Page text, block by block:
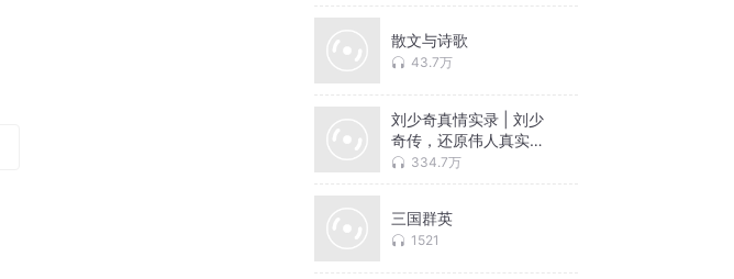
散文与诗歌
43.7万
刘少奇真情实录 | 刘少
奇传，还原伟人真实一
生 334.7万
三国群英
1521